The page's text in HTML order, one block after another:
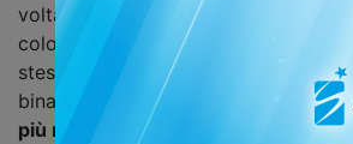
volta la propria missione editoriale:
colori dell’amore e ribadire la libertà
stessi, valorizzando la propria
binarismi di genere. Attraverso un
più ricco di novità
promo